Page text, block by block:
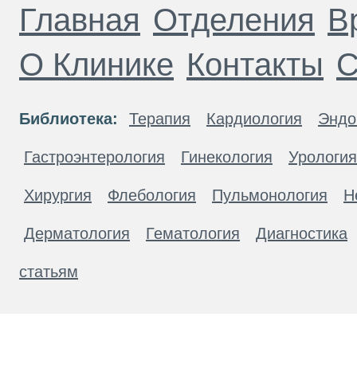
Главная Отделения
О Клинике Контакты
Библиотека: Терапия Кардиология
Гастроэнтерология Гинекология Урология
Хирургия Флебология Пульмонология
Дерматология Гематология Диагностика
статьям